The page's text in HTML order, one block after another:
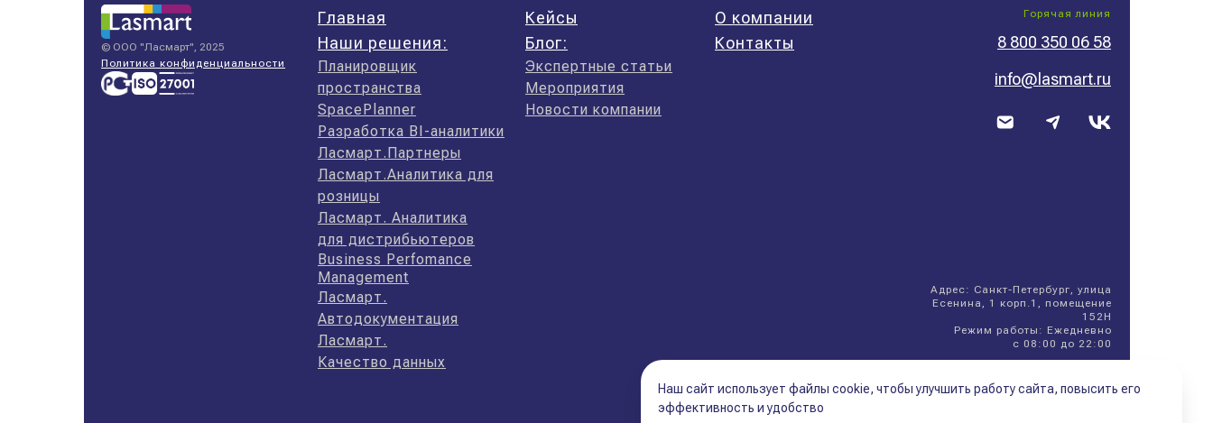
Наш сайт использует файлы cookie, чтобы улучшить работу сайта, повысить его
эффективность и удобство
Кейсы
Блог:
Экспертные статьи
Мероприятия
Новости компании
О компании
Контакты
Главная
Наши решения:
Планировщик
пространства
SpacePlanner
Разработка BI-аналитики
Ласмарт.Партнеры
Ласмарт.Аналитика для
розницы
Ласмарт. Аналитика
для дистрибьютеров
Business Perfomance
Management
Ласмарт.
Автодокументация
Ласмарт.
Качество данных
8 800 350 06 58
Горячая линия
© ООО "Ласмарт", 2025
Политика конфиденциальности
Адрес: Санкт-Петербург, улица
Есенина, 1 корп.1, помещение
152Н
Режим работы: Ежедневно
с 08:00 до 22:00
info@lasmart.ru